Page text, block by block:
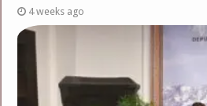
4 weeks ago